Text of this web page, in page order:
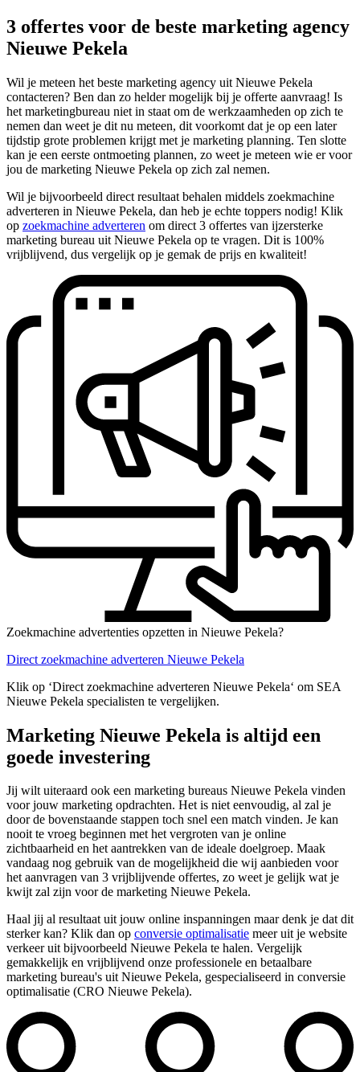
3 offertes voor de beste marketing agency
Nieuwe Pekela
Wil je meteen het beste marketing agency uit Nieuwe Pekela
contacteren? Ben dan zo helder mogelijk bij je offerte aanvraag! Is
het marketingbureau niet in staat om de werkzaamheden op zich te
nemen dan weet je dit nu meteen, dit voorkomt dat je op een later
tijdstip grote problemen krijgt met je marketing planning. Ten slotte
kan je een eerste ontmoeting plannen, zo weet je meteen wie er voor
jou de marketing Nieuwe Pekela op zich zal nemen.
Wil je bijvoorbeeld direct resultaat behalen middels zoekmachine
adverteren in Nieuwe Pekela, dan heb je echte toppers nodig! Klik
op zoekmachine adverteren om direct 3 offertes van ijzersterke
marketing bureau uit Nieuwe Pekela op te vragen. Dit is 100%
vrijblijvend, dus vergelijk op je gemak de prijs en kwaliteit!
Zoekmachine advertenties opzetten in Nieuwe Pekela?
Direct zoekmachine adverteren Nieuwe Pekela
Klik op ‘Direct zoekmachine adverteren Nieuwe Pekela‘ om SEA
Nieuwe Pekela specialisten te vergelijken.
Marketing Nieuwe Pekela is altijd een
goede investering
Jij wilt uiteraard ook een marketing bureaus Nieuwe Pekela vinden
voor jouw marketing opdrachten. Het is niet eenvoudig, al zal je
door de bovenstaande stappen toch snel een match vinden. Je kan
nooit te vroeg beginnen met het vergroten van je online
zichtbaarheid en het aantrekken van de ideale doelgroep. Maak
vandaag nog gebruik van de mogelijkheid die wij aanbieden voor
het aanvragen van 3 vrijblijvende offertes, zo weet je gelijk wat je
kwijt zal zijn voor de marketing Nieuwe Pekela.
Haal jij al resultaat uit jouw online inspanningen maar denk je dat dit
sterker kan? Klik dan op conversie optimalisatie meer uit je website
verkeer uit bijvoorbeeld Nieuwe Pekela te halen. Vergelijk
gemakkelijk en vrijblijvend onze professionele en betaalbare
marketing bureau's uit Nieuwe Pekela, gespecialiseerd in conversie
optimalisatie (CRO Nieuwe Pekela).